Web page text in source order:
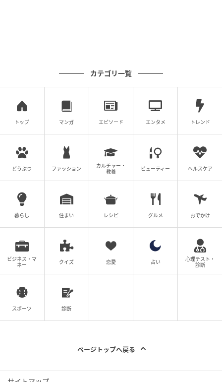
イカはサクッと揚げましょう！
E・レシピ
調理時間：15分
カロリー：356Kcal
レシピ制作：管理栄養士、料理家 杉本 亜希子
イカ 1パイ ＜衣＞
カテゴリ一覧
トップ マンガ エピソード エンタメ トレンド
どうぶつ ファッション
カルチャー・
教養
ビューティー ヘルスケア
暮らし 住まい レシピ グルメ おでかけ
ビジネス・マ
ネー
クイズ 恋愛 占い
心理テスト・
診断
スポーツ 診断
ページトップへ戻る